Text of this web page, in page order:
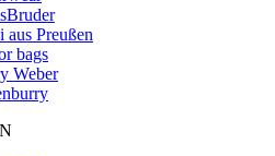
aus Preußen
bags
Weber